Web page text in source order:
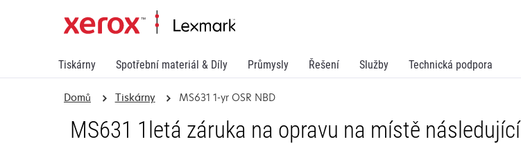
Tiskárny Spotřební materiál & Díly Průmysly Řešení Služby Technická podpora
Domů Tiskárny MS631 1-yr OSR NBD
MS631 1letá záruka na opravu na místě následující